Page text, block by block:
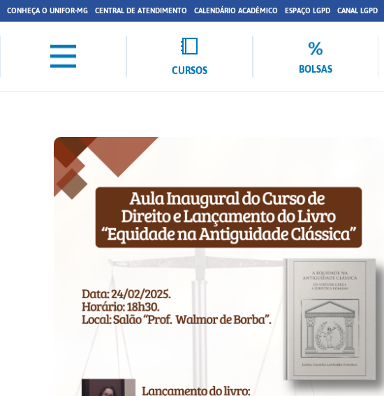
CONHEÇA O UNIFOR-MG CENTRAL DE ATENDIMENTO CALENDÁRIO ACADÊMICO ESPAÇO LGPD CANAL LGPD
CURSOS BOLSAS